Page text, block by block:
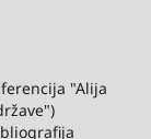
"Alija